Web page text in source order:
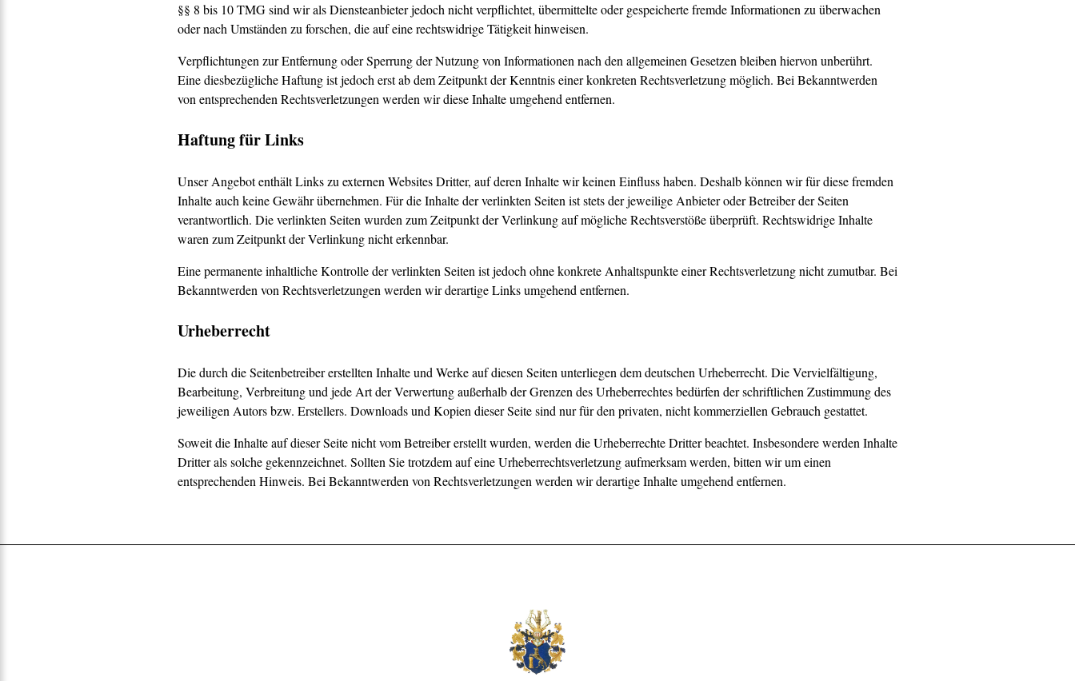
§§ 8 bis 10 TMG sind wir als Diensteanbieter jedoch nicht verpflichtet, übermittelte oder gespeicherte fremde Informationen zu überwachen
oder nach Umständen zu forschen, die auf eine rechtswidrige Tätigkeit hinweisen.
Verpflichtungen zur Entfernung oder Sperrung der Nutzung von Informationen nach den allgemeinen Gesetzen bleiben hiervon unberührt.
Eine diesbezügliche Haftung ist jedoch erst ab dem Zeitpunkt der Kenntnis einer konkreten Rechtsverletzung möglich. Bei Bekanntwerden
von entsprechenden Rechtsverletzungen werden wir diese Inhalte umgehend entfernen.
Haftung für Links
Unser Angebot enthält Links zu externen Websites Dritter, auf deren Inhalte wir keinen Einfluss haben. Deshalb können wir für diese fremden
Inhalte auch keine Gewähr übernehmen. Für die Inhalte der verlinkten Seiten ist stets der jeweilige Anbieter oder Betreiber der Seiten
verantwortlich. Die verlinkten Seiten wurden zum Zeitpunkt der Verlinkung auf mögliche Rechtsverstöße überprüft. Rechtswidrige Inhalte
waren zum Zeitpunkt der Verlinkung nicht erkennbar.
Eine permanente inhaltliche Kontrolle der verlinkten Seiten ist jedoch ohne konkrete Anhaltspunkte einer Rechtsverletzung nicht zumutbar. Bei
Bekanntwerden von Rechtsverletzungen werden wir derartige Links umgehend entfernen.
Urheberrecht
Die durch die Seitenbetreiber erstellten Inhalte und Werke auf diesen Seiten unterliegen dem deutschen Urheberrecht. Die Vervielfältigung,
Bearbeitung, Verbreitung und jede Art der Verwertung außerhalb der Grenzen des Urheberrechtes bedürfen der schriftlichen Zustimmung des
jeweiligen Autors bzw. Erstellers. Downloads und Kopien dieser Seite sind nur für den privaten, nicht kommerziellen Gebrauch gestattet.
Soweit die Inhalte auf dieser Seite nicht vom Betreiber erstellt wurden, werden die Urheberrechte Dritter beachtet. Insbesondere werden Inhalte
Dritter als solche gekennzeichnet. Sollten Sie trotzdem auf eine Urheberrechtsverletzung aufmerksam werden, bitten wir um einen
entsprechenden Hinweis. Bei Bekanntwerden von Rechtsverletzungen werden wir derartige Inhalte umgehend entfernen.